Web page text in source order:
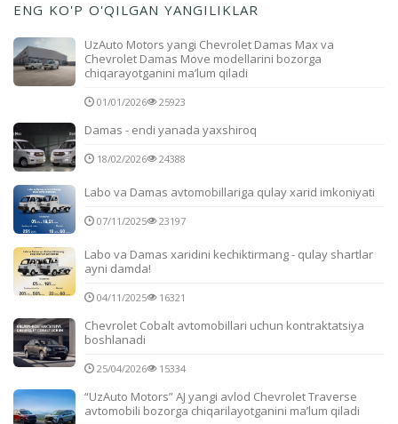
ENG KO'P O'QILGAN YANGILIKLAR
UzAuto Motors yangi Chevrolet Damas Max va
Chevrolet Damas Move modellarini bozorga
chiqarayotganini ma’lum qiladi
01/01/2026 25923
Damas - endi yanada yaxshiroq
18/02/2026 24388
Labo va Damas avtomobillariga qulay xarid imkoniyati
07/11/2025 23197
Labo va Damas xaridini kechiktirmang - qulay shartlar
ayni damda!
04/11/2025 16321
Chevrolet Cobalt avtomobillari uchun kontraktatsiya
boshlanadi
25/04/2026 15334
“UzAuto Motors” AJ yangi avlod Chevrolet Traverse
avtomobili bozorga chiqarilayotganini ma’lum qiladi